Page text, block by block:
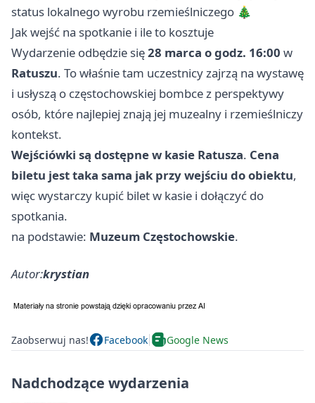
status lokalnego wyrobu rzemieślniczego 🎄
Jak wejść na spotkanie i ile to kosztuje
Wydarzenie odbędzie się28 marca o godz. 16:00 w
Ratuszu. To właśnie tam uczestnicy zajrzą na wystawę
i usłyszą o częstochowskiej bombce z perspektywy
osób, które najlepiej znają jej muzealny i rzemieślniczy
kontekst.
Wejściówki są dostępne w kasie Ratusza. Cena
biletu jest taka sama jak przy wejściu do obiektu,
więc wystarczy kupić bilet w kasie i dołączyć do
spotkania.
na podstawie: Muzeum Częstochowskie.
Autor:krystian
Zaobserwuj nas! Facebook Google News
Nadchodzące wydarzenia